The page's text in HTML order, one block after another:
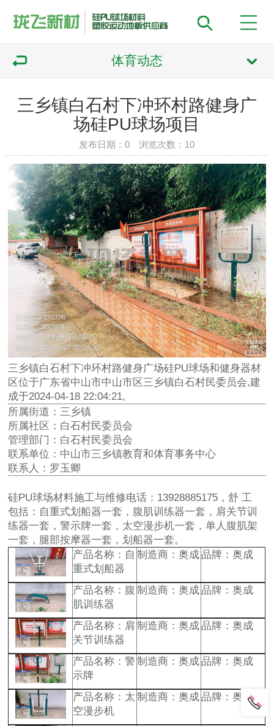
体育动态
三乡镇白石村下冲环村路健身广
场硅PU球场项目
发布日期：0 浏览次数： 10
三乡镇白石村下冲环村路健身广场硅PU球场和健身器材
区位于广东省中山市中山市区三乡镇白石村民委员会,建
成于2024-04-18 22:04:21,
所属街道：三乡镇
所属社区：白石村民委员会
管理部门：白石村民委员会
联系单位：中山市三乡镇教育和体育事务中心
联系人：罗玉卿
硅PU球场材料施工与维修电话：13928885175，舒 工
包括：自重式划船器一套，腹肌训练器一套，肩关节训
练器一套，警示牌一套，太空漫步机一套，单人腹肌架
一套，腿部按摩器一套，划船器一套。
产品名称：自
重式划船器
制造商：奥成 品牌：奥成
产品名称：腹
肌训练器
制造商：奥成 品牌：奥成
产品名称：肩
关节训练器
制造商：奥成 品牌：奥成
产品名称：警
示牌
制造商：奥成 品牌：奥成
产品名称：太
空漫步机
制造商：奥成 品牌：奥成